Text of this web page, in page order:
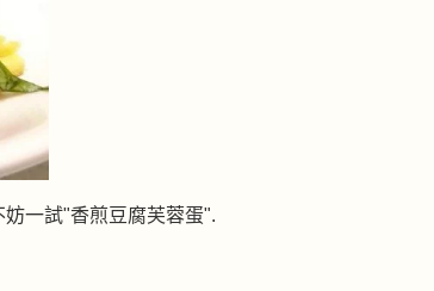
一試"香煎豆腐芙蓉蛋".